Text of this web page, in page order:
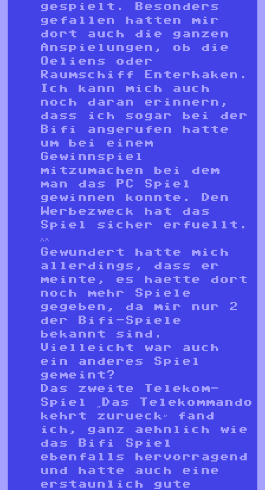
gespielt. Besonders
gefallen hatten mir
dort auch die ganzen
Anspielungen, ob die
Oeliens oder
Raumschiff Enterhaken.
Ich kann mich auch
noch daran erinnern,
dass ich sogar bei der
Bifi angerufen hatte
um bei einem
Gewinnspiel
mitzumachen bei dem
man das PC Spiel
gewinnen konnte. Den
Werbezweck hat das
Spiel sicher erfuellt.
^^
Gewundert hatte mich
allerdings, dass er
meinte, es haette dort
noch mehr Spiele
gegeben, da mir nur 2
der Bifi-Spiele
bekannt sind.
Vielleicht war auch
ein anderes Spiel
gemeint?
Das zweite Telekom-
Spiel „Das Telekommando
kehrt zurueck“ fand
ich, ganz aehnlich wie
das Bifi Spiel
ebenfalls hervorragend
und hatte auch eine
erstaunlich gute